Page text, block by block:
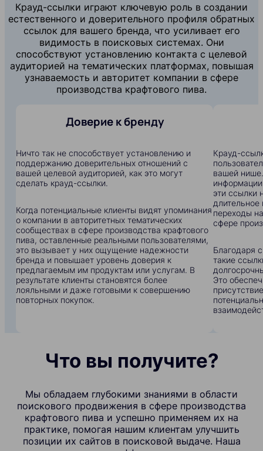
Крауд-ссылки играют ключевую роль в создании
естественного и доверительного профиля обратных
ссылок для вашего бренда, что усиливает его
видимость в поисковых системах. Они
способствуют установлению контакта с целевой
аудиторией на тематических платформах, повышая
узнаваемость и авторитет компании в сфере
производства крафтового пива.
Доверие к бренду
Ничто так не способствует установлению и
поддержанию доверительных отношений с
вашей целевой аудиторией, как это могут
сделать крауд-ссылки.
Когда потенциальные клиенты видят упоминания
о компании в авторитетных тематических
сообществах в сфере производства крафтового
пива, оставленные реальными пользователями,
это вызывает у них ощущение надежности
бренда и повышает уровень доверия к
предлагаемым им продуктам или услугам. В
результате клиенты становятся более
лояльными и даже готовыми к совершению
повторных покупок.
Крауд-
вашей
эти ссылки
переходы
сфере
Благодаря
такие
Это
Что вы получите?
Мы обладаем глубокими знаниями в области
поискового продвижения в сфере производства
крафтового пива и успешно применяем их на
практике, помогая нашим клиентам улучшить
позиции их сайтов в поисковой выдаче. Наша